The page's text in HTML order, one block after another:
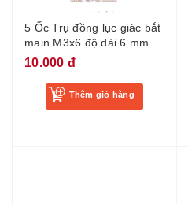
5 Ốc Trụ đồng lục giác bắt
main M3x6 độ dài 6 mm
đực-cái
10.000 đ
Thêm giỏ hàng